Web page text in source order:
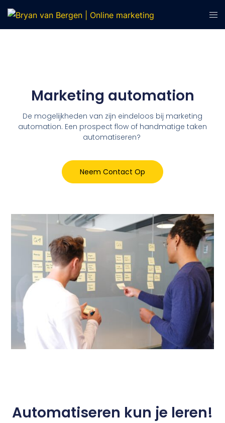
Marketing automation
De mogelijkheden van zijn eindeloos bij marketing
automation. Een prospect flow of handmatige taken
automatiseren?
Neem Contact Op
Automatiseren kun je leren!